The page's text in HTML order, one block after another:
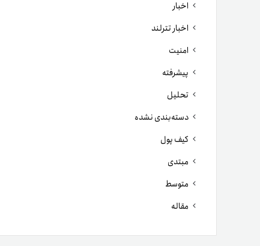
اخبار
اخبار تترلند
امنیت
پیشرفته
تحلیل
دسته‌بندی نشده
کیف پول
مبتدی
متوسط
مقاله